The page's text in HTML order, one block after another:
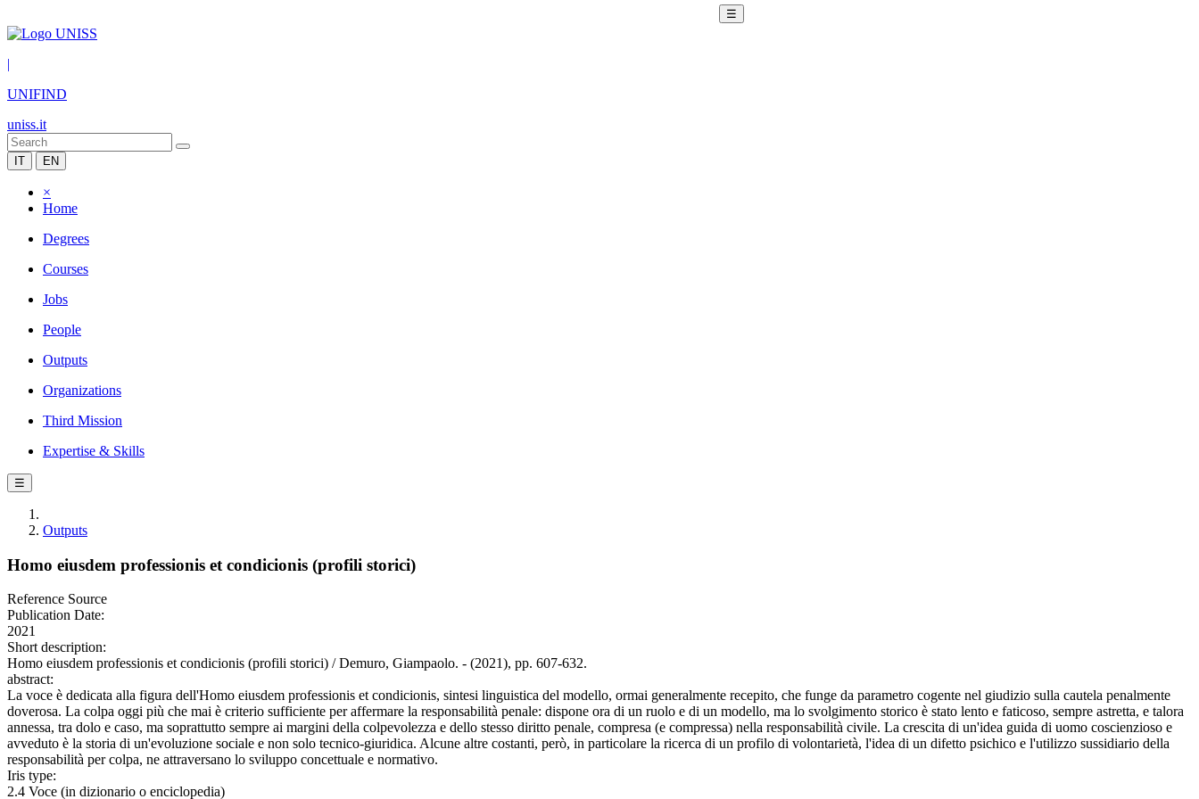
☰
|
UNIFIND
uniss.it
IT EN
×
Home
Degrees
Courses
Jobs
People
Outputs
Organizations
Third Mission
Expertise & Skills
☰
Outputs
Homo eiusdem professionis et condicionis (profili storici)
Reference Source
Publication Date:
2021
Short description:
Homo eiusdem professionis et condicionis (profili storici) / Demuro, Giampaolo. - (2021), pp. 607-632.
abstract:
La voce è dedicata alla figura dell'Homo eiusdem professionis et condicionis, sintesi linguistica del modello, ormai generalmente recepito, che funge da parametro cogente nel giudizio sulla cautela penalmente
doverosa. La colpa oggi più che mai è criterio sufficiente per affermare la responsabilità penale: dispone ora di un ruolo e di un modello, ma lo svolgimento storico è stato lento e faticoso, sempre astretta, e talora
annessa, tra dolo e caso, ma soprattutto sempre ai margini della colpevolezza e dello stesso diritto penale, compresa (e compressa) nella responsabilità civile. La crescita di un'idea guida di uomo coscienzioso e
avveduto è la storia di un'evoluzione sociale e non solo tecnico-giuridica. Alcune altre costanti, però, in particolare la ricerca di un profilo di volontarietà, l'idea di un difetto psichico e l'utilizzo sussidiario della
responsabilità per colpa, ne attraversano lo sviluppo concettuale e normativo.
Iris type:
2.4 Voce (in dizionario o enciclopedia)